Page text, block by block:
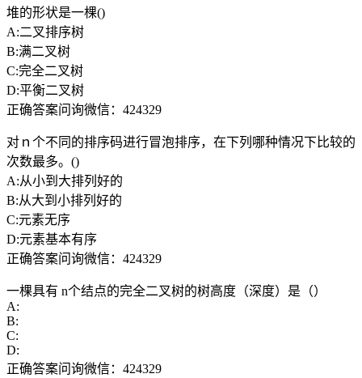
堆的形状是一棵()
A:二叉排序树
B:满二叉树
C:完全二叉树
D:平衡二叉树
正确答案问询微信：424329
对ｎ个不同的排序码进行冒泡排序，在下列哪种情况下比较的
次数最多。()
A:从小到大排列好的
B:从大到小排列好的
C:元素无序
D:元素基本有序
正确答案问询微信：424329
一棵具有 n个结点的完全二叉树的树高度（深度）是（）
A:
B:
C:
D:
正确答案问询微信：424329